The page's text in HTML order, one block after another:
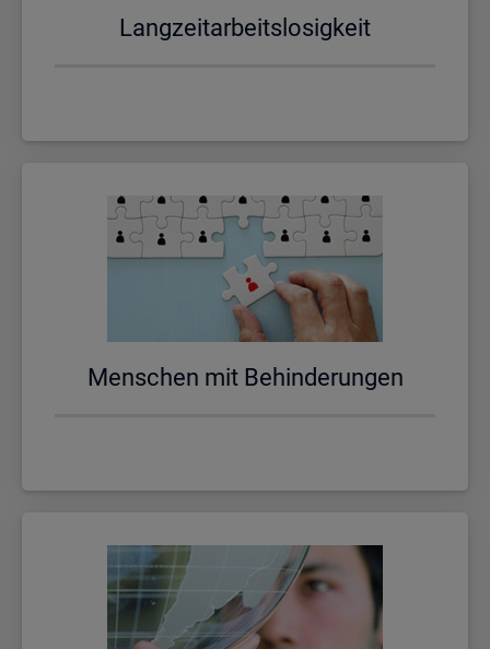
Lang­zeit­ar­beits­lo­sig­keit
Men­schen mit Be­hin­de­run­gen